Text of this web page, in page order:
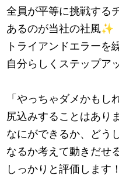
全員が平等に挑戦する
あるのが当社の社風✨
トライアンドエラーを
自分らしくステップア
「やっちゃダメかもし
尻込みすることはあり
なにができるか、どう
なるか考えて動きだせ
しっかりと評価します！